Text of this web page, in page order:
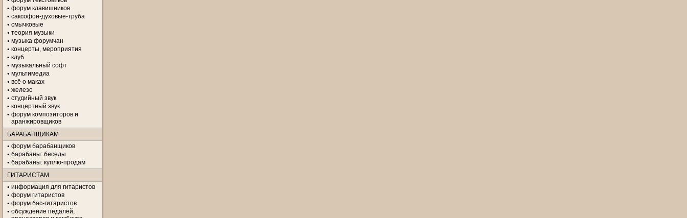
форум клавишников
саксофон-духовые-труба
смычковые
теория музыки
музыка форумчан
концерты, мероприятия
клуб
музыкальный софт
мультимедиа
всё о маках
железо
студийный звук
концертный звук
форум композиторов и
аранжировщиков
БАРАБАНЩИКАМ
форум барабанщиков
барабаны: беседы
барабаны: куплю-продам
ГИТАРИСТАМ
информация для гитаристов
форум гитаристов
форум бас-гитаристов
обсуждение педалей,